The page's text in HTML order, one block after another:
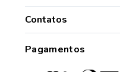
Quem Somos
Convênios
Nossas Lojas
Minha Conta
Histórico de Pedidos
Contatos
Para todo o Brasil (whatsapp)
sac@farmasaorafaelcom.br
Pagamentos